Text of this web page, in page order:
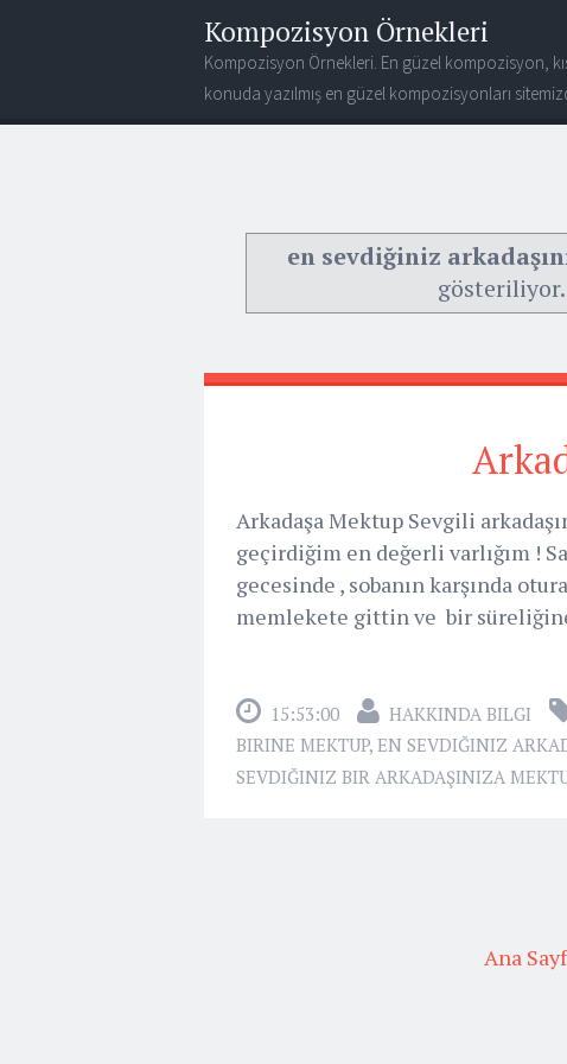
Kompozisyon Örnekleri
Kompozisyon Örnekleri. En güzel kompozisyon,
konuda yazılmış en güzel kompozisyonları
en sevdiğiniz
gösteriliyor.
Arkadaşa Mektup Sevgili
geçirdiğim en değerli varlığım !
gecesinde , sobanın karşında
memlekete gittin ve bir süreliğine
15:53:00 HAKKINDA BILGI
BIRINE MEKTUP, EN SEVDIĞINIZ
SEVDIĞINIZ BIR ARKADAŞINIZA
Ana